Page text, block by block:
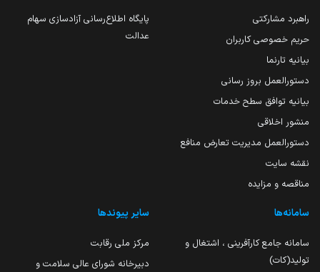
راهبرد مشارکتی
حریم خصوصی کاربران
بیانیه تارنما
دستورالعمل بروز رسانی
بیانیه توافق سطح خدمات
منشور اخلاقی
دستورالعمل مدیریت تعارض منافع
نقشه سایت
مناقصه و مزایده
پایگاه اطلاع‌رسانی آزادسازی سهام
عدالت
سامانه‌ها
سامانه جامع کارآفرینی ، اشتغال و
تولید(کات)
سایر پیوندها
مرکز ملی رقابت
دبیرخانه شورای عالی سلامت و